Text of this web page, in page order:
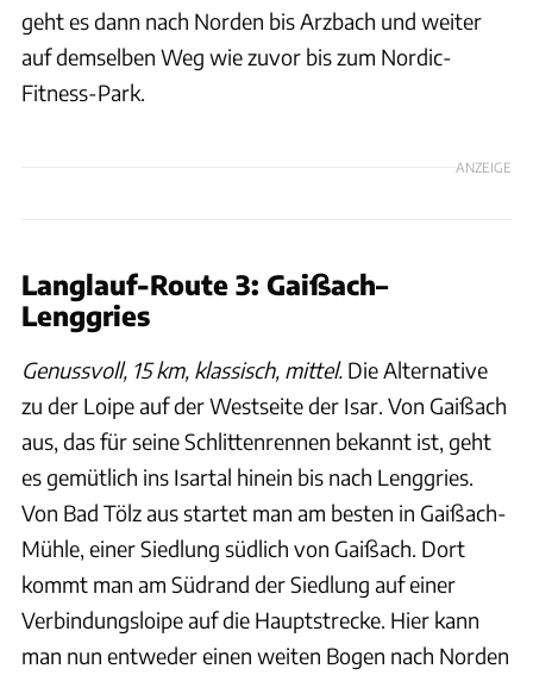
geht es dann nach Norden bis Arzbach und weiter
auf demselben Weg wie zuvor bis zum Nordic-
Fitness-Park.
ANZEIGE
Langlauf-Route 3: Gaißach–
Lenggries
Genussvoll, 15 km, klassisch, mittel. Die Alternative
zu der Loipe auf der Westseite der Isar. Von Gaißach
aus, das für seine Schlittenrennen bekannt ist, geht
es gemütlich ins Isartal hinein bis nach Lenggries.
Von Bad Tölz aus startet man am besten in Gaißach-
Mühle, einer Siedlung südlich von Gaißach. Dort
kommt man am Südrand der Siedlung auf einer
Verbindungsloipe auf die Hauptstrecke. Hier kann
man nun entweder einen weiten Bogen nach Norden